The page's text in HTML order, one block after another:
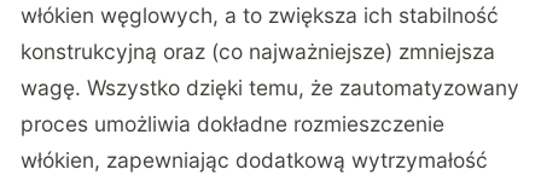
włókien węglowych, a to zwiększa ich stabilność
konstrukcyjną oraz (co najważniejsze) zmniejsza
wagę. Wszystko dzięki temu, że zautomatyzowany
proces umożliwia dokładne rozmieszczenie
włókien, zapewniając dodatkową wytrzymałość